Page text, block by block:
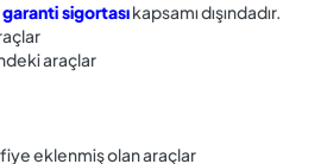
sigortasıkapsamı dışındadır.
araçlar
eklenmiş olan araçlar